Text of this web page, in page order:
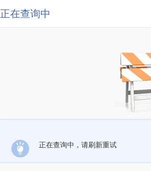
正在查询中
正在查询中，请刷新重试